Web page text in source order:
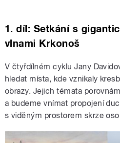
1. díl: Setkání s
vlnami Krkonoš
V čtyřdílném cyklu Jany
hledat místa, kde vznikaly
obrazy. Jejich témata
a budeme vnímat propojení
s viděným prostorem skrze